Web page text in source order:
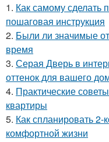
1. Как самому сделать
пошаговая инструкция
2. Были ли значимые
время
3. Серая Дверь в
оттенок для вашего
4. Практические
квартиры
5. Как спланировать 2-
комфортной жизни